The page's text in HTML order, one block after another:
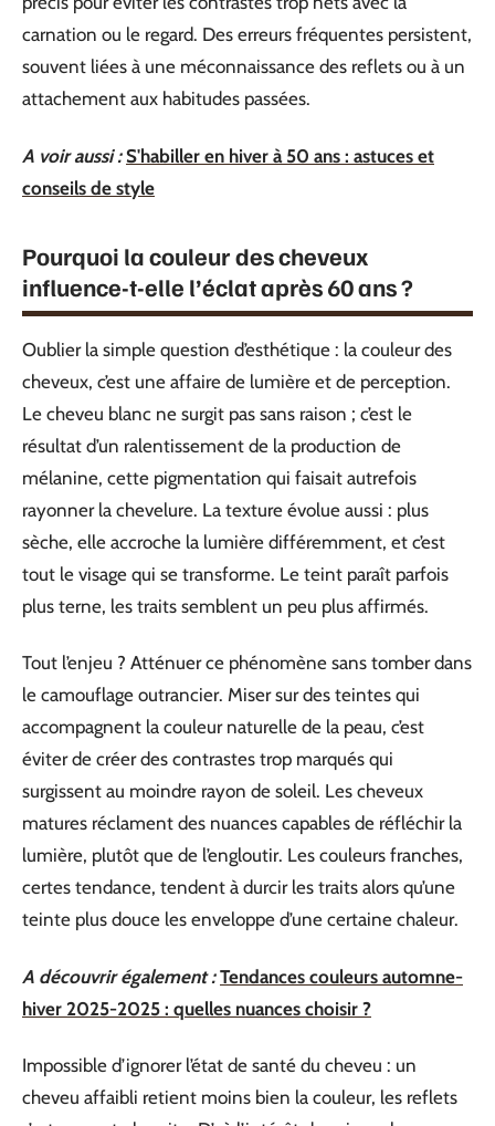
carnation ou le regard. Des erreurs fréquentes persistent,
souvent liées à une méconnaissance des reflets ou à un
attachement aux habitudes passées.
A voir aussi : S'habiller en hiver à 50 ans : astuces et
conseils de style
Pourquoi la couleur des cheveux
influence-t-elle l’éclat après 60 ans ?
Oublier la simple question d’esthétique : la couleur des
cheveux, c’est une affaire de lumière et de perception.
Le cheveu blanc ne surgit pas sans raison ; c’est le
résultat d’un ralentissement de la production de
mélanine, cette pigmentation qui faisait autrefois
rayonner la chevelure. La texture évolue aussi : plus
sèche, elle accroche la lumière différemment, et c’est
tout le visage qui se transforme. Le teint paraît parfois
plus terne, les traits semblent un peu plus affirmés.
Tout l’enjeu ? Atténuer ce phénomène sans tomber dans
le camouflage outrancier. Miser sur des teintes qui
accompagnent la couleur naturelle de la peau, c’est
éviter de créer des contrastes trop marqués qui
surgissent au moindre rayon de soleil. Les cheveux
matures réclament des nuances capables de réfléchir la
lumière, plutôt que de l’engloutir. Les couleurs franches,
certes tendance, tendent à durcir les traits alors qu’une
teinte plus douce les enveloppe d’une certaine chaleur.
A découvrir également : Tendances couleurs automne-
hiver 2025-2025 : quelles nuances choisir ?
Impossible d’ignorer l’état de santé du cheveu : un
cheveu affaibli retient moins bien la couleur, les reflets